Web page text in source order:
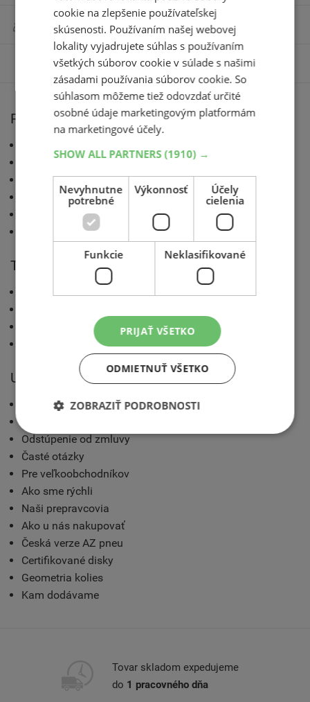
Motocyklové pneumatiky
Príslušenstvo
Pre motoristov
Katalóg pneumatík
Technické rady
Výrobcovia pneumatík
Konfigurátory tretích strán
Slnečné okuliare Polaroid nielen pre vodičov
Testy pneumatík
Test letných pneu
Test celoročných pneu
Testy motopneu
Užitočné informácie
Kontakt
Odstúpenie od zmluvy
Časté otázky
Pre veľkoobchodníkov
Ako sme rýchli
Naši prepravcovia
Ako u nás nakupovať
Česká verze AZ pneu
Certifikované disky
Geometria kolies
Kam dodávame
Tovar skladom expedujeme
do 1 pracovného dňa
cookie na zlepšenie používateľskej
skúsenosti. Používaním našej webovej
lokality vyjadrujete súhlas s používaním
všetkých súborov cookie v súlade s našimi
zásadami používania súborov cookie. So
súhlasom môžeme tiež odovzdať určité
osobné údaje marketingovým platformám
na marketingové účely.
SHOW ALL PARTNERS(1910) →
Nevyhnutne
potrebné
Výkonnosť
Účely
cielenia
Funkcie Neklasifikované
PRIJAŤ VŠETKO
ODMIETNUŤ VŠETKO
ZOBRAZIŤ PODROBNOSTI